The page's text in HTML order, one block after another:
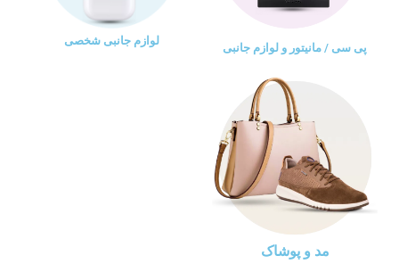
پی سی / مانیتور و لوازم جانبی
لوازم جانبی شخصی
مد و پوشاک